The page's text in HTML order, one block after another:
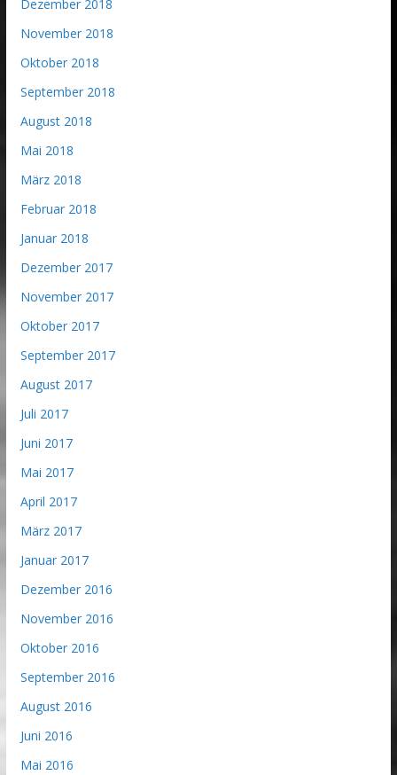
Dezember 2018
November 2018
Oktober 2018
September 2018
August 2018
Mai 2018
März 2018
Februar 2018
Januar 2018
Dezember 2017
November 2017
Oktober 2017
September 2017
August 2017
Juli 2017
Juni 2017
Mai 2017
April 2017
März 2017
Januar 2017
Dezember 2016
November 2016
Oktober 2016
September 2016
August 2016
Juni 2016
Mai 2016